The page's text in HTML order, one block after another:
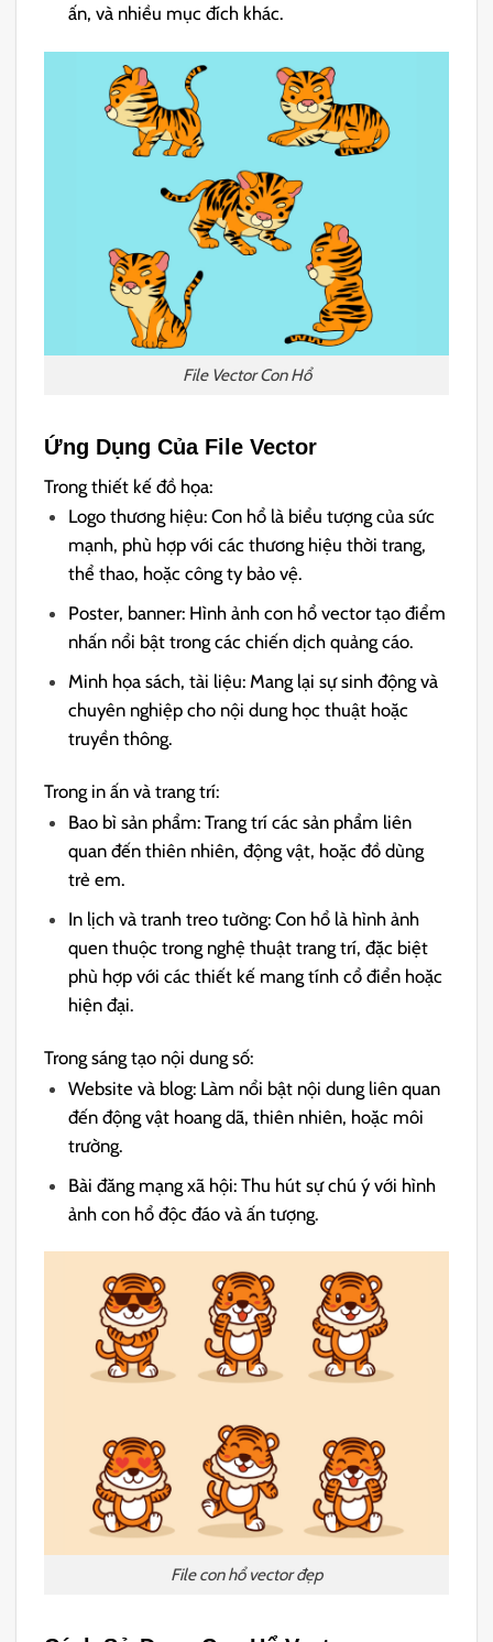
ấn, và nhiều mục đích khác.
File Vector Con Hổ
Ứng Dụng Của File Vector
Trong thiết kế đồ họa:
Logo thương hiệu: Con hổ là biểu tượng của sức
mạnh, phù hợp với các thương hiệu thời trang,
thể thao, hoặc công ty bảo vệ.
Poster, banner: Hình ảnh con hổ vector tạo điểm
nhấn nổi bật trong các chiến dịch quảng cáo.
Minh họa sách, tài liệu: Mang lại sự sinh động và
chuyên nghiệp cho nội dung học thuật hoặc
truyền thông.
Trong in ấn và trang trí:
Bao bì sản phẩm: Trang trí các sản phẩm liên
quan đến thiên nhiên, động vật, hoặc đồ dùng
trẻ em.
In lịch và tranh treo tường: Con hổ là hình ảnh
quen thuộc trong nghệ thuật trang trí, đặc biệt
phù hợp với các thiết kế mang tính cổ điển hoặc
hiện đại.
Trong sáng tạo nội dung số:
Website và blog: Làm nổi bật nội dung liên quan
đến động vật hoang dã, thiên nhiên, hoặc môi
trường.
Bài đăng mạng xã hội: Thu hút sự chú ý với hình
ảnh con hổ độc đáo và ấn tượng.
File con hổ vector đẹp